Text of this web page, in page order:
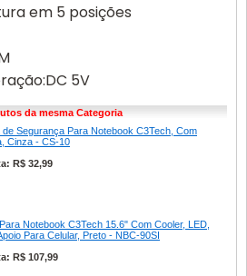
em 5 posições
5V
da mesma Categoria
Segurança Para Notebook C3Tech, Com
Cinza - CS-10
R$ 32,99
Notebook C3Tech 15.6" Com Cooler, LED,
Para Celular, Preto - NBC-90SI
R$ 107,99